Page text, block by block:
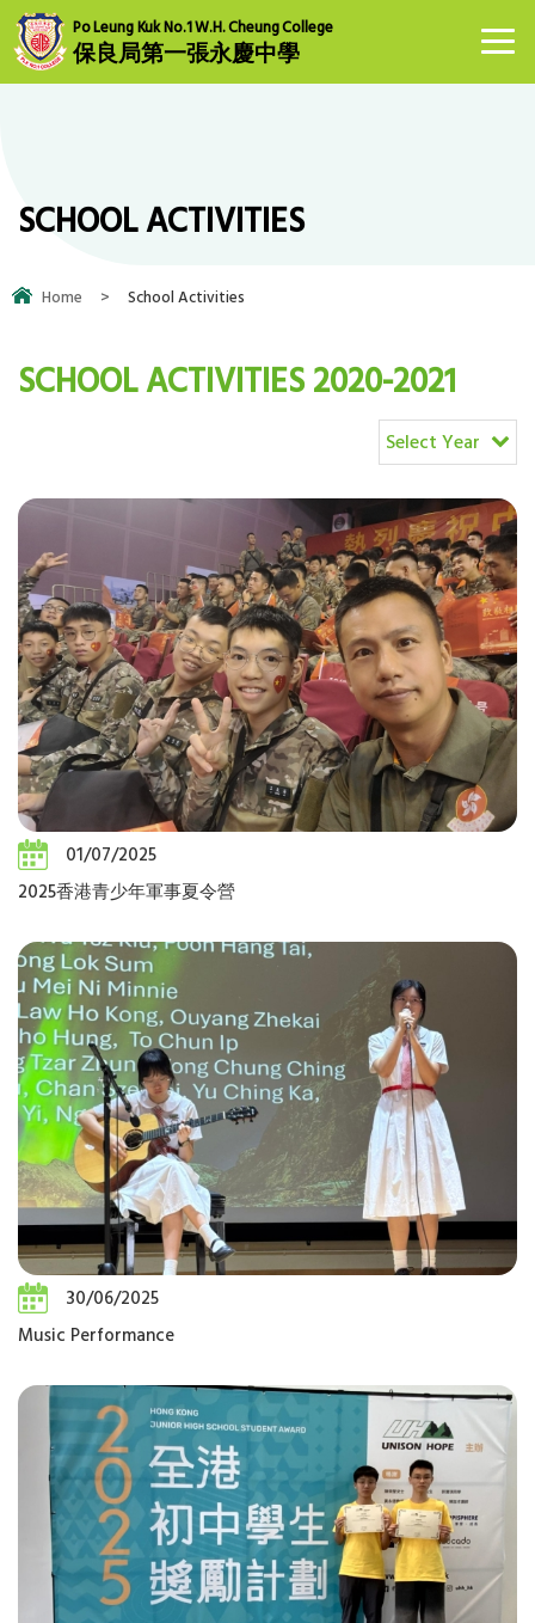
Po Leung Kuk No.1 W.H. Cheung College
保良局第一張永慶中學
SCHOOL ACTIVITIES
Home > School Activities
SCHOOL ACTIVITIES 2020-2021
Select Year
01/07/2025
2025香港青少年軍事夏令營
30/06/2025
Music Performance